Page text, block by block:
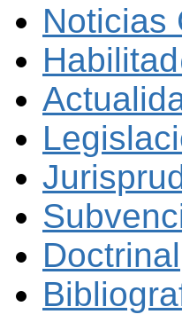
Noticias
Doctrinal